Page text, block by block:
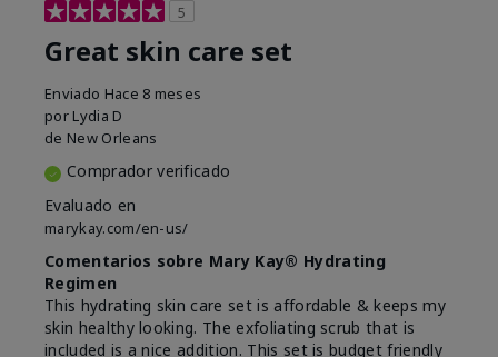
5
Great skin care set
Enviado Hace 8 meses
por Lydia D
de New Orleans
Comprador verificado
Evaluado en
marykay.com/en-us/
Comentarios sobre Mary Kay® Hydrating
Regimen
This hydrating skin care set is affordable & keeps my
skin healthy looking. The exfoliating scrub that is
included is a nice addition. This set is budget friendly